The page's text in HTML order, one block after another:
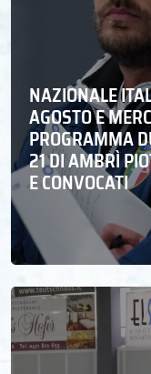
NAZIONALE
AGOSTO E
PROGRAMMA
21 DI AMBRÌ
E CONVOCATI